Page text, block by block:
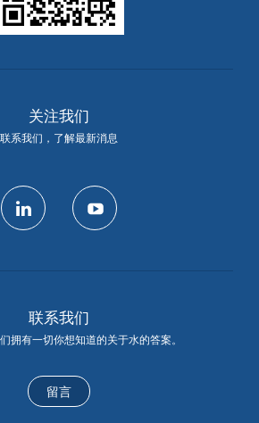
关注我们
联系我们，了解最新消息
联系我们
拥有一切你想知道的关于水的答案。
留言